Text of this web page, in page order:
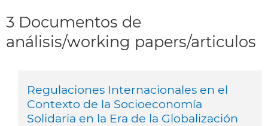
3 Documentos de
análisis/working papers/articulos
Regulaciones Internacionales en el
Contexto de la Socioeconomía
Solidaria en la Era de la Globalización